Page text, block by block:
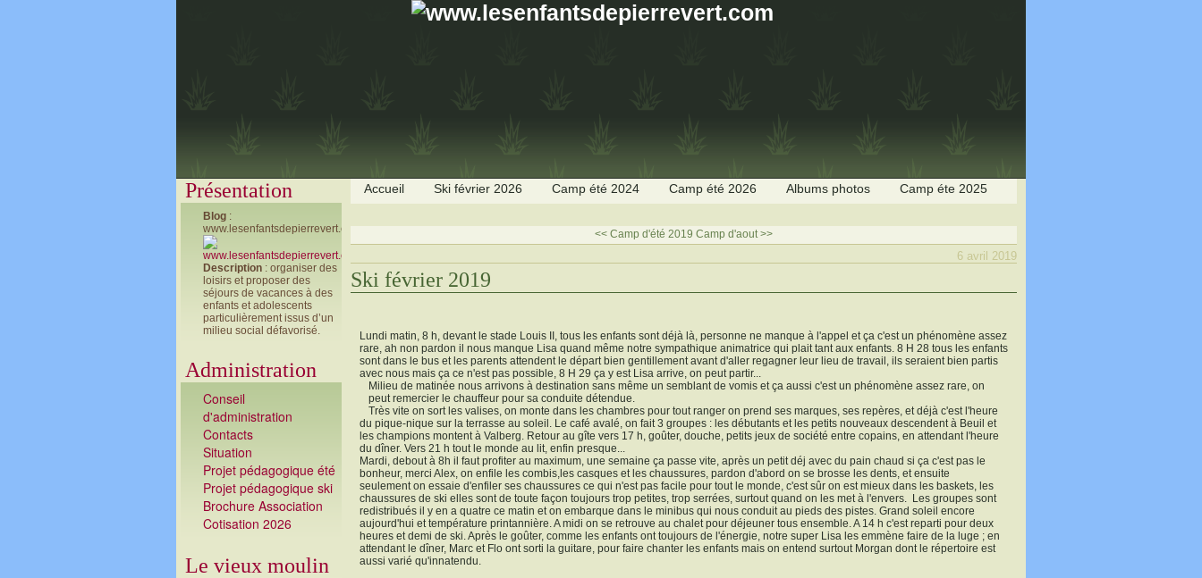
Présentation
Blog :
www.lesenfantsdepierrevert.com
Description : organiser des
loisirs et proposer des
séjours de vacances à des
enfants et adolescents
particulièrement issus d’un
milieu social défavorisé.
Administration
Conseil
d'administration
Contacts
Situation
Projet pédagogique été
Projet pédagogique ski
Brochure Association
Cotisation 2026
Le vieux moulin
Accueil Ski février 2026 Camp été 2024 Camp été 2026 Albums photos Camp éte 2025
<< Camp d'été 2019 Camp d'aout >>
6 avril 2019
Ski février 2019
Lundi matin, 8 h, devant le stade Louis II, tous les enfants sont déjà là, personne ne manque à l'appel et ça c'est un phénomène assez
rare, ah non pardon il nous manque Lisa quand même notre sympathique animatrice qui plait tant aux enfants. 8 H 28 tous les enfants
sont dans le bus et les parents attendent le départ bien gentillement avant d'aller regagner leur lieu de travail, ils seraient bien partis
avec nous mais ça ce n'est pas possible, 8 H 29 ça y est Lisa arrive, on peut partir...
Milieu de matinée nous arrivons à destination sans même un semblant de vomis et ça aussi c'est un phénomène assez rare, on
peut remercier le chauffeur pour sa conduite détendue.
Très vite on sort les valises, on monte dans les chambres pour tout ranger on prend ses marques, ses repères, et déjà c'est l'heure
du pique-nique sur la terrasse au soleil. Le café avalé, on fait 3 groupes : les débutants et les petits nouveaux descendent à Beuil et
les champions montent à Valberg. Retour au gîte vers 17 h, goûter, douche, petits jeux de société entre copains, en attendant l'heure
du dîner. Vers 21 h tout le monde au lit, enfin presque...
Mardi, debout à 8h il faut profiter au maximum, une semaine ça passe vite, après un petit déj avec du pain chaud si ça c'est pas le
bonheur, merci Alex, on enfile les combis,les casques et les chaussures, pardon d'abord on se brosse les dents, et ensuite
seulement on essaie d'enfiler ses chaussures ce qui n'est pas facile pour tout le monde, c'est sûr on est mieux dans les baskets, les
chaussures de ski elles sont de toute façon toujours trop petites, trop serrées, surtout quand on les met à l'envers. Les groupes sont
redistribués il y en a quatre ce matin et on embarque dans le minibus qui nous conduit au pieds des pistes. Grand soleil encore
aujourd'hui et température printannière. A midi on se retrouve au chalet pour déjeuner tous ensemble. A 14 h c'est reparti pour deux
heures et demi de ski. Après le goûter, comme les enfants ont toujours de l'énergie, notre super Lisa les emmène faire de la luge ; en
attendant le dîner, Marc et Flo ont sorti la guitare, pour faire chanter les enfants mais on entend surtout Morgan dont le répertoire est
aussi varié qu'innatendu.